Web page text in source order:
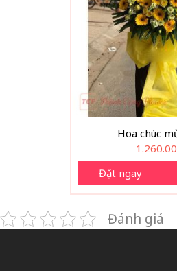
Hoa chúc
Đặt ngay
Đánh giá